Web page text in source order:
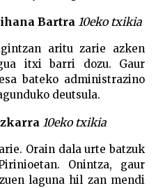
Bartra 10eko txikia
aritu zarie azken
itxi barri dozu. Gaur
bateko administrazino
deutsula.
10eko txikia
Orain dala urte batzuk
Onintza, gaur
laguna hil zan mendi